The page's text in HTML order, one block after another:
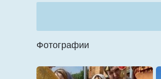
Фотографии